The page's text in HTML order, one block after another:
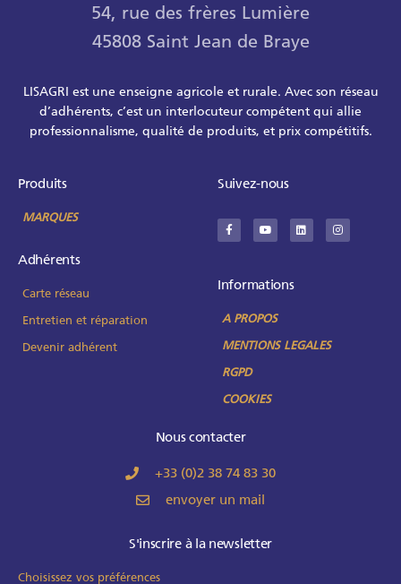
54, rue des frères Lumière
45808 Saint Jean de Braye
LISAGRI est une enseigne agricole et rurale. Avec son réseau
d’adhérents, c’est un interlocuteur compétent qui allie
professionnalisme, qualité de produits, et prix compétitifs.
Produits
MARQUES
Adhérents
Carte réseau
Entretien et réparation
Devenir adhérent
Suivez-nous
Informations
A PROPOS
MENTIONS LEGALES
RGPD
COOKIES
Nous contacter
+33 (0)2 38 74 83 30
envoyer un mail
S'inscrire à la newsletter
Choisissez vos préférences